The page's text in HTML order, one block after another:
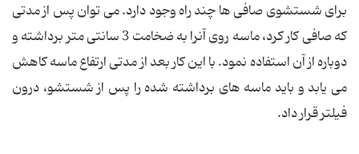
برای شستشوی صافی ها چند راه وجود دارد. می توان پس از مدتی
که صافی کار کرد، ماسه روی آنرا به ضخامت 3 سانتی متر برداشته و
دوباره از آن استفاده نمود. با این کار بعد از مدتی ارتفاع ماسه کاهش
می یابد و باید ماسه های برداشته شده را پس از شستشو، درون
فیلتر قرار داد.